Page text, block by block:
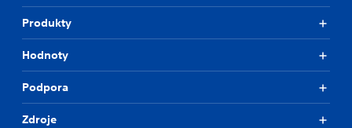
Produkty
Hodnoty
Podpora
Zdroje